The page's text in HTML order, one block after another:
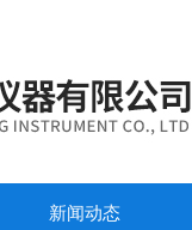
新闻动态